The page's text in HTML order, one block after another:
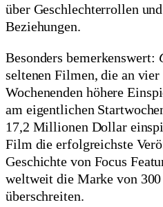
über Geschlechterrollen
Beziehungen.
Besonders bemerkenswert:
seltenen Filmen, die an
Wochenenden höhere
am eigentlichen
17,2 Millionen Dollar
Film die erfolgreichste
Geschichte von Focus
weltweit die Marke von
überschreiten.